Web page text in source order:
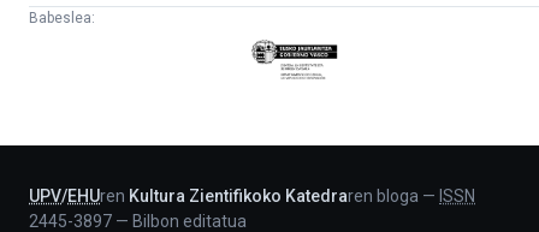
Babeslea:
Eusko
Jaurlaritza
UPV/EHUren Kultura Zientifikoko Katedraren bloga — ISSN
2445-3897 — Bilbon editatua